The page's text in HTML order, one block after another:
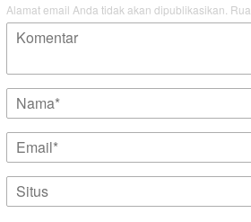
Alamat email Anda tidak akan dipublikasikan.